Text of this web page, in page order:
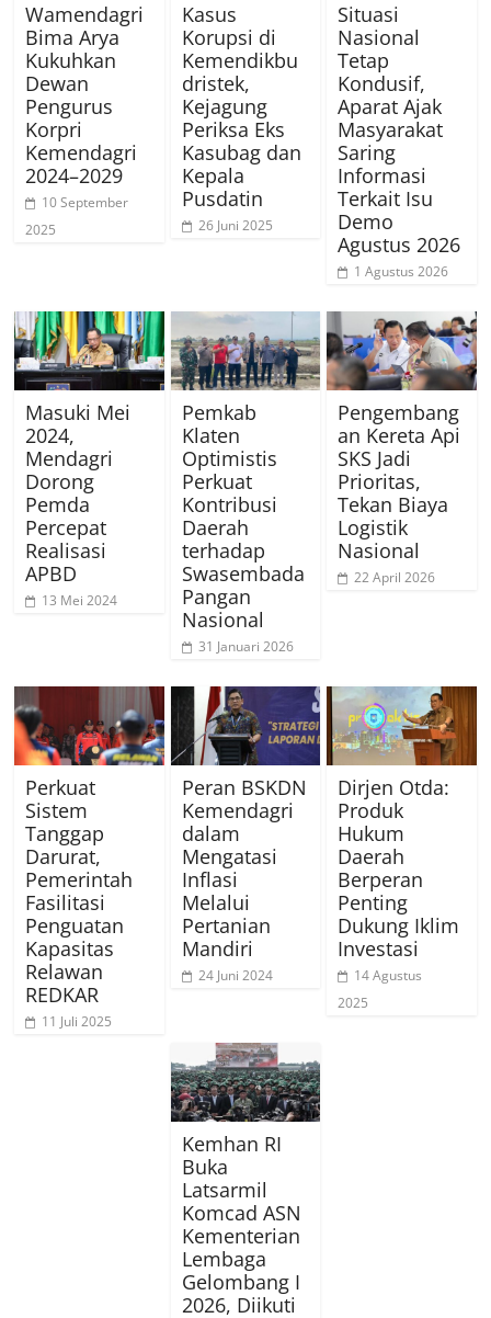
Wamendagri
Bima Arya
Kukuhkan
Dewan
Pengurus
Korpri
Kemendagri
2024–2029
10 September
2025
Kasus
Korupsi di
Kemendikbu
dristek,
Kejagung
Periksa Eks
Kasubag dan
Kepala
Pusdatin
26 Juni 2025
Situasi
Nasional
Tetap
Kondusif,
Aparat Ajak
Masyarakat
Saring
Informasi
Terkait Isu
Demo
Agustus 2026
1 Agustus 2026
Masuki Mei
2024,
Mendagri
Dorong
Pemda
Percepat
Realisasi
APBD
13 Mei 2024
Pemkab
Klaten
Optimistis
Perkuat
Kontribusi
Daerah
terhadap
Swasembada
Pangan
Nasional
31 Januari 2026
Pengembang
an Kereta Api
SKS Jadi
Prioritas,
Tekan Biaya
Logistik
Nasional
22 April 2026
Perkuat
Sistem
Tanggap
Darurat,
Pemerintah
Fasilitasi
Penguatan
Kapasitas
Relawan
REDKAR
11 Juli 2025
Peran BSKDN
Kemendagri
dalam
Mengatasi
Inflasi
Melalui
Pertanian
Mandiri
24 Juni 2024
Dirjen Otda:
Produk
Hukum
Daerah
Berperan
Penting
Dukung Iklim
Investasi
14 Agustus
2025
Kemhan RI
Buka
Latsarmil
Komcad ASN
Kementerian
Lembaga
Gelombang I
2026, Diikuti